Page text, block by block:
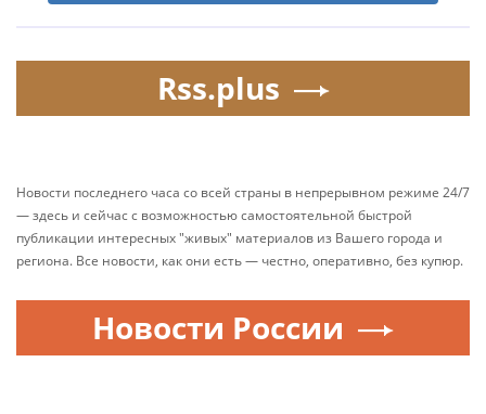
Rss.plus
Новости последнего часа со всей страны в непрерывном режиме 24/7
— здесь и сейчас с возможностью самостоятельной быстрой
публикации интересных "живых" материалов из Вашего города и
региона. Все новости, как они есть — честно, оперативно, без купюр.
Новости России